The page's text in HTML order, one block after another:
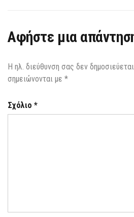
Αφήστε μια
Η ηλ. διεύθυνση σας δεν
σημειώνονται με *
Σχόλιο *